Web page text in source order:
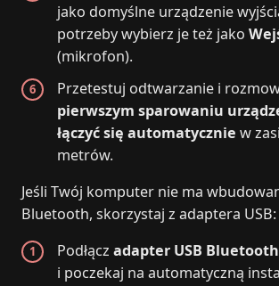
jako domyślne urządzenie
potrzeby wybierz je też jako
(mikrofon).
Przetestuj odtwarzanie i
pierwszym sparowaniu
łączyć się automatycznie w
metrów.
Jeśli Twój komputer nie ma
Bluetooth, skorzystaj z adaptera USB:
Podłączadapter USB Bluetooth
i poczekaj na automatyczną